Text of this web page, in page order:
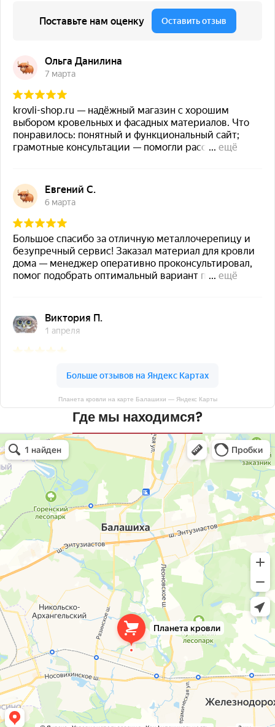
Планета кровли на карте Балашихи — Яндекс Карты
Где мы находимся?
Планета кровли
Кровля и кровельные материалы в Балашихе
Окна в Балашихе